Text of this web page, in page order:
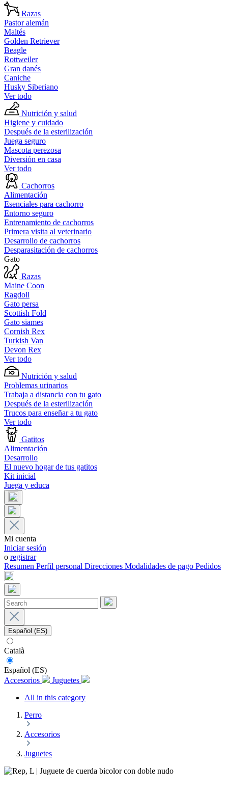
Razas
Pastor alemán
Maltés
Golden Retriever
Beagle
Rottweiler
Gran danés
Caniche
Husky Siberiano
Ver todo
Nutrición y salud
Higiene y cuidado
Después de la esterilización
Juega seguro
Mascota perezosa
Diversión en casa
Ver todo
Cachorros
Alimentación
Esenciales para cachorro
Entorno seguro
Entrenamiento de cachorros
Primera visita al veterinario
Desarrollo de cachorros
Desparasitación de cachorros
Gato
Razas
Maine Coon
Ragdoll
Gato persa
Scottish Fold
Gato siames
Cornish Rex
Turkish Van
Devon Rex
Ver todo
Nutrición y salud
Problemas urinarios
Trabaja a distancia con tu gato
Después de la esterilización
Trucos para enseñar a tu gato
Ver todo
Gatitos
Alimentación
Desarrollo
El nuevo hogar de tus gatitos
Kit inicial
Juega y educa
Mi cuenta
Iniciar sesión
o registrar
Resumen Perfil personal Direcciones Modalidades de pago Pedidos
Español (ES)
Català
Español (ES)
Accesorios
Juguetes
All in this category
Perro
Accesorios
Juguetes